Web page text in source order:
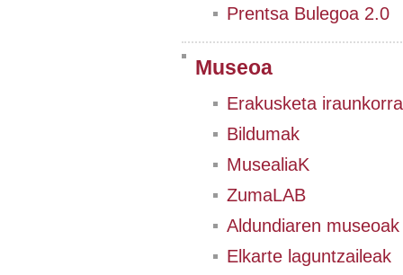
Prentsa Bulegoa 2.0
Museoa
Erakusketa iraunkorra
Bildumak
MusealiaK
ZumaLAB
Aldundiaren museoak
Elkarte laguntzaileak